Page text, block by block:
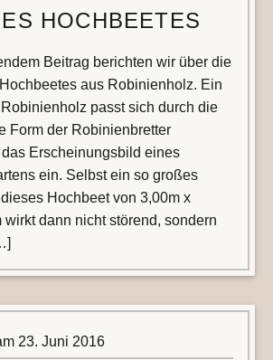
HOCHBEETES
Beitrag berichten wir über die
aus Robinienholz. Ein
passt sich durch die
Form der Robinienbretter
Erscheinungsbild eines
ein. Selbst ein so großes
dieses Hochbeet von 3,00m x
wirkt dann nicht störend, sondern
23. Juni 2016